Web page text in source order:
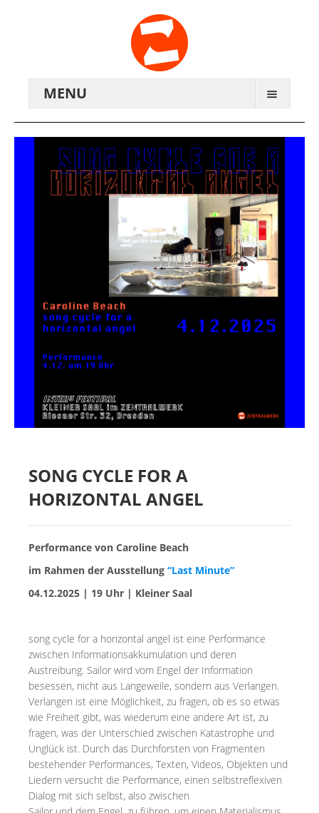
MENU
ARCHIV
WIR ÜBER UNS
ZENTRALWERK E.V.
GENOSSENSCHAFT
MIETER:INNEN
NACHHALTIGKEIT UND KLIMASCHUTZ
VERMIETUNG
UNTERSTÜTZEN
NEWSLETTER
SONG CYCLE FOR A
HORIZONTAL ANGEL
Performance von Caroline Beach
im Rahmen der Ausstellung “Last Minute”
04.12.2025 | 19 Uhr | Kleiner Saal
song cycle for a horizontal angel ist eine Performance
zwischen Informationsakkumulation und deren
Austreibung. Sailor wird vom Engel der Information
besessen, nicht aus Langeweile, sondern aus Verlangen.
Verlangen ist eine Möglichkeit, zu fragen, ob es so etwas
wie Freiheit gibt, was wiederum eine andere Art ist, zu
fragen, was der Unterschied zwischen Katastrophe und
Unglück ist. Durch das Durchforsten von Fragmenten
bestehender Performances, Texten, Videos, Objekten und
Liedern versucht die Performance, einen selbstreflexiven
Dialog mit sich selbst, also zwischen